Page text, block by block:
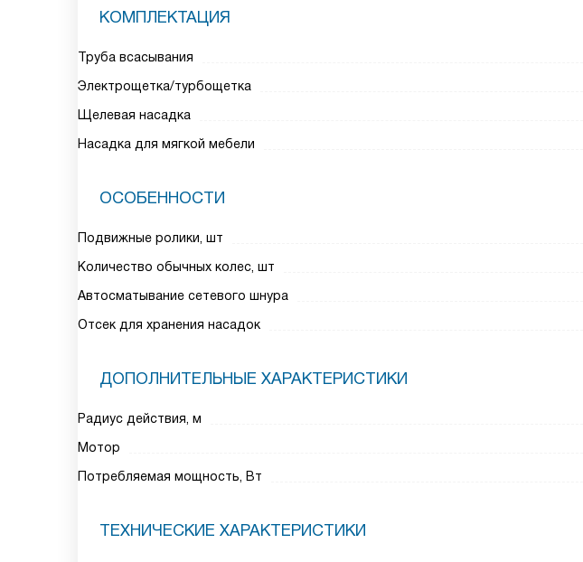
КОМПЛЕКТАЦИЯ
Труба всасывания
Электрощетка/турбощетка
Щелевая насадка
Насадка для мягкой мебели
ОСОБЕННОСТИ
Подвижные ролики, шт
Количество обычных колес, шт
Автосматывание сетевого шнура
Отсек для хранения насадок
ДОПОЛНИТЕЛЬНЫЕ ХАРАКТЕРИСТИКИ
Радиус действия, м
Мотор
Потребляемая мощность, Вт
ТЕХНИЧЕСКИЕ ХАРАКТЕРИСТИКИ